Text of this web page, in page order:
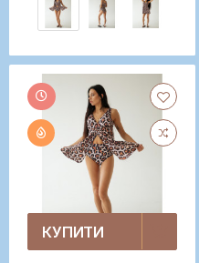
КУПИТИ